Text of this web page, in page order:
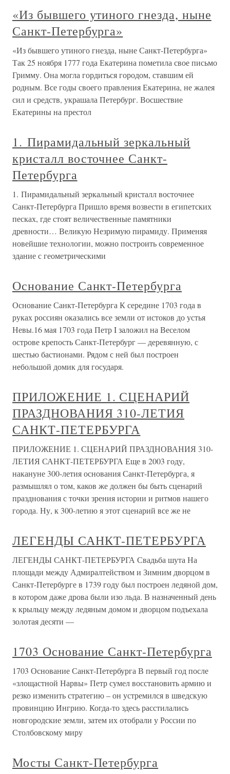
«Из бывшего утиного гнезда, ныне
Санкт-Петербурга»
«Из бывшего утиного гнезда, ныне Санкт-Петербурга»
Так 25 ноября 1777 года Екатерина пометила свое письмо
Гримму. Она могла гордиться городом, ставшим ей
родным. Все годы своего правления Екатерина, не жалея
сил и средств, украшала Петербург. Восшествие
Екатерины на престол
1. Пирамидальный зеркальный
кристалл восточнее Санкт-
Петербурга
1. Пирамидальный зеркальный кристалл восточнее
Санкт-Петербурга Пришло время возвести в египетских
песках, где стоят величественные памятники
древности… Великую Незримую пирамиду. Применяя
новейшие технологии, можно построить современное
здание с геометрическими
Основание Санкт-Петербурга
Основание Санкт-Петербурга К середине 1703 года в
руках россиян оказались все земли от истоков до устья
Невы.16 мая 1703 года Петр I заложил на Веселом
острове крепость Санкт-Петербург — деревянную, с
шестью бастионами. Рядом с ней был построен
небольшой домик для государя.
ПРИЛОЖЕНИЕ 1. СЦЕНАРИЙ
ПРАЗДНОВАНИЯ 310-ЛЕТИЯ
САНКТ-ПЕТЕРБУРГА
ПРИЛОЖЕНИЕ 1. СЦЕНАРИЙ ПРАЗДНОВАНИЯ 310-
ЛЕТИЯ САНКТ-ПЕТЕРБУРГА Еще в 2003 году,
накануне 300-летия основания Санкт-Петербурга, я
размышлял о том, каков же должен бы быть сценарий
празднования с точки зрения истории и ритмов нашего
города. Ну, к 300-летию я этот сценарий все же не
ЛЕГЕНДЫ САНКТ-ПЕТЕРБУРГА
ЛЕГЕНДЫ САНКТ-ПЕТЕРБУРГА Свадьба шута На
площади между Адмиралтейством и Зимним дворцом в
Санкт-Петербурге в 1739 году был построен ледяной дом,
в котором даже дрова были изо льда. В назначенный день
к крыльцу между ледяным домом и дворцом подъехала
золотая десяти —
1703 Основание Санкт-Петербурга
1703 Основание Санкт-Петербурга В первый год после
«злощастной Нарвы» Петр сумел восстановить армию и
резко изменить стратегию – он устремился в шведскую
провинцию Ингрию. Когда-то здесь расстилались
новгородские земли, затем их отобрали у России по
Столбовскому миру
Мосты Санкт-Петербурга